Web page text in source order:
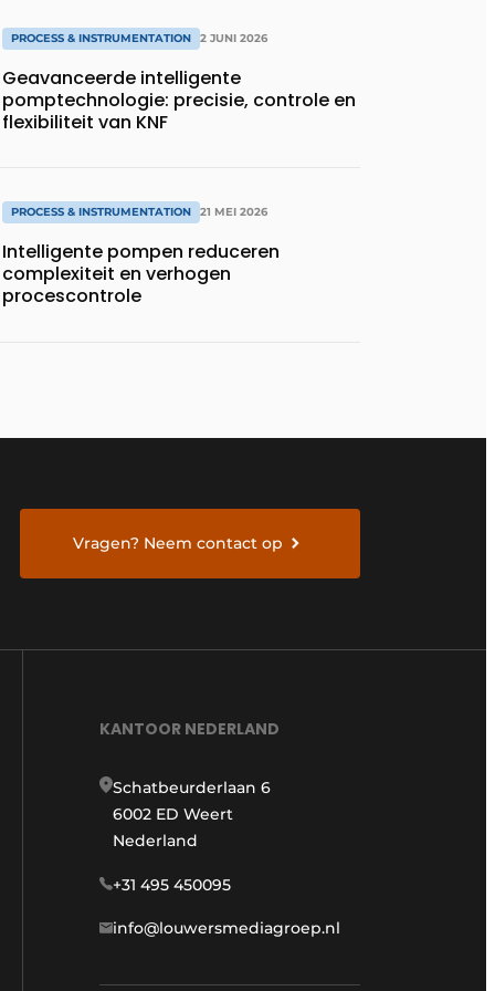
PROCESS & INSTRUMENTATION 2 JUNI 2026
Geavanceerde intelligente
pomptechnologie: precisie, controle en
flexibiliteit van KNF
PROCESS & INSTRUMENTATION 21 MEI 2026
Intelligente pompen reduceren
complexiteit en verhogen
procescontrole
Vragen? Neem contact op
KANTOOR NEDERLAND
Schatbeurderlaan 6
6002 ED Weert
Nederland
+31 495 450095
info@louwersmediagroep.nl